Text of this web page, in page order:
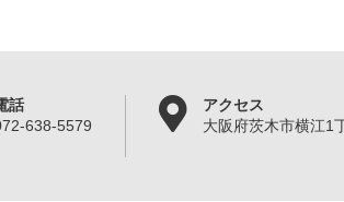
話
638-5579
アクセス
大阪府茨木市横江1